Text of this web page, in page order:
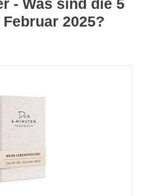
- Was sind die 5
2025?